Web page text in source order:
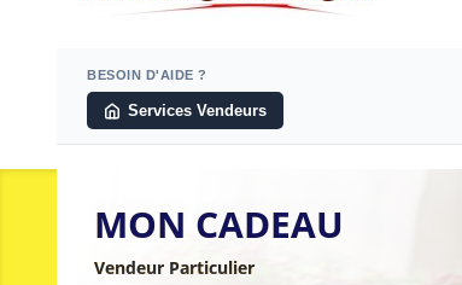
BESOIN D'AIDE ?
Services Vendeurs
MON CADEAU
Vendeur Particulier